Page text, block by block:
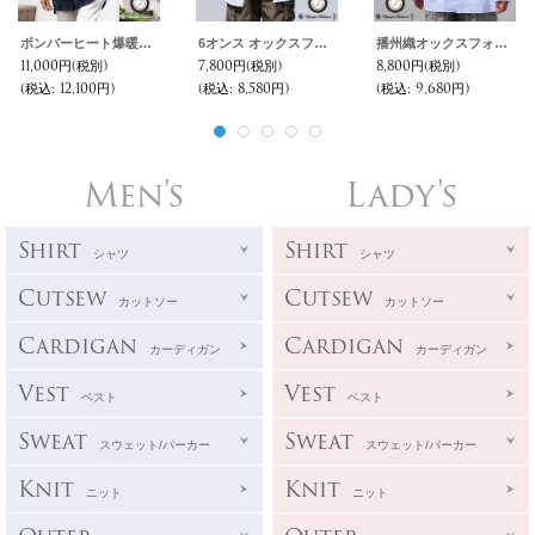
ボンバーヒート爆暖裏起毛 ビッグプルパーカー【MADE IN JAPAN】『日本製 / Upscape Audience
11,000円(税別)
(税込: 12,100円)
6オンス オックスフォード ボタンダウン 長袖 ボクシーシャツ【MADE IN JAPAN】『日本製』/ Upscape Audience
7,800円(税別)
(税込: 8,580円)
播州織オックスフォードストライプ ボタンダウン 長袖 ボクシーシャツ【MADE IN JAPAN】『日本製』/ Upscape Audience
8,800円(税別)
(税込: 9,680円)
Men's
Shirt シャツ
Cutsew カットソー
Cardigan カーディガン
Vest ベスト
Sweat スウェット/パーカー
Knit ニット
Lady's
Shirt シャツ
Cutsew カットソー
Cardigan カーディガン
Vest ベスト
Sweat スウェット/パーカー
Knit ニット